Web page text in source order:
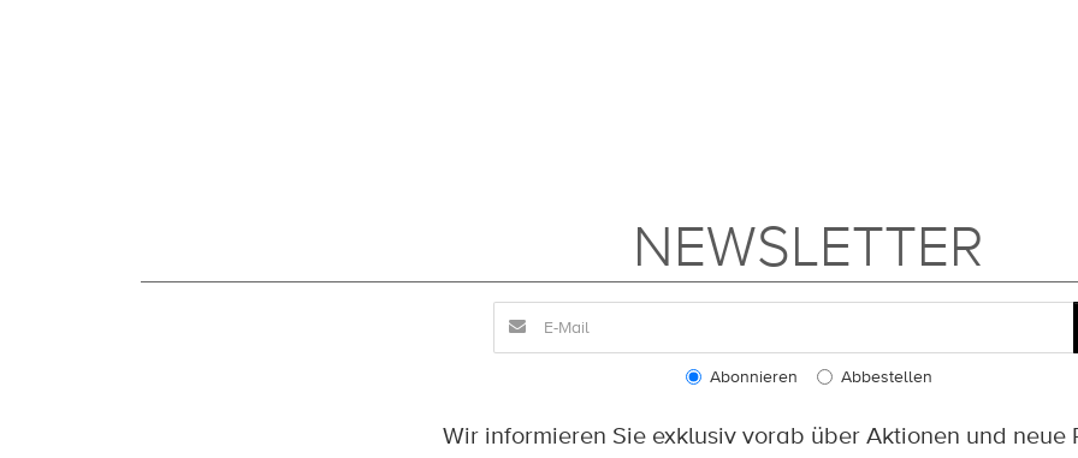
NEWSLETTER
Abonnieren Abbestellen
Wir informieren Sie exklusiv vorab über Aktionen und neue